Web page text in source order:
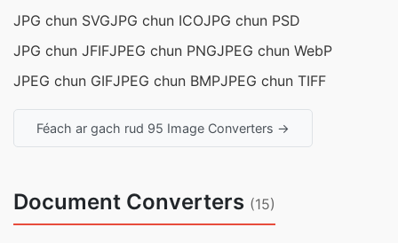
JPG chun SVGJPG chun ICOJPG chun PSD
JPG chun JFIFJPEG chun PNGJPEG chun WebP
JPEG chun GIFJPEG chun BMPJPEG chun TIFF
Féach ar gach rud 95 Image Converters →
Document Converters (15)